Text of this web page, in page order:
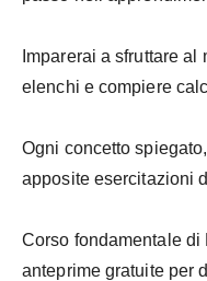
Imparerai a sfruttare
elenchi e compiere
Ogni concetto
apposite esercitazioni
Corso fondamentale
anteprime gratuite per